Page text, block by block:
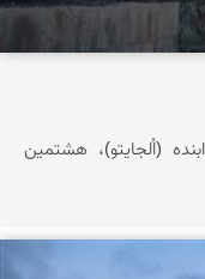
(اُلجایتو)، هشتمین